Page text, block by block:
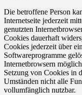
Die betroffene Person
Internetseite jederzeit
genutzten
Cookies dauerhaft
Cookies jederzeit über
Softwareprogramme
Internetbrowsern
Setzung von Cookies in
Umständen nicht alle
vollumfänglich nutzbar.